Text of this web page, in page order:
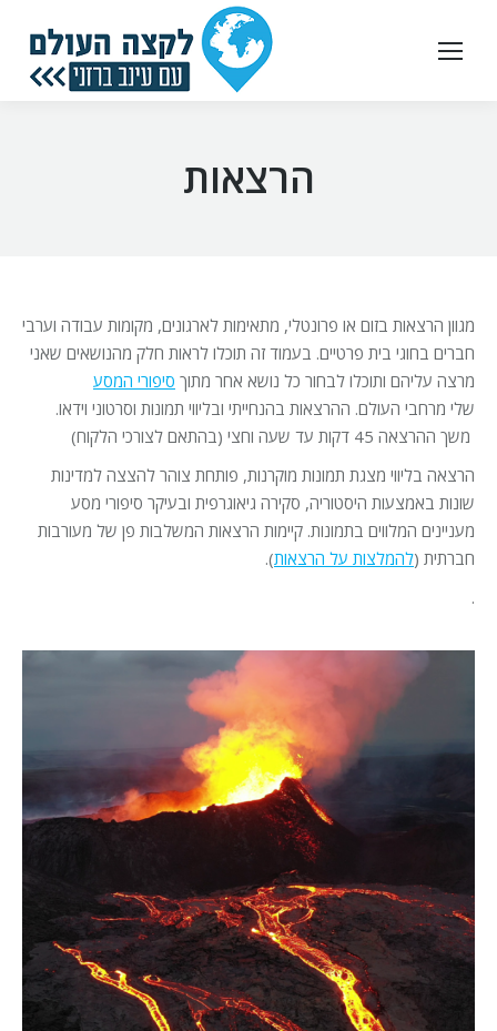
הרצאות
מגוון הרצאות בזום או פרונטלי, מתאימות לארגונים, מקומות עבודה וערבי
חברים בחוגי בית פרטיים. בעמוד זה תוכלו לראות חלק מהנושאים שאני
מרצה עליהם ותוכלו לבחור כל נושא אחר מתוך סיפורי המסע
שלי מרחבי העולם. ההרצאות בהנחייתי ובליווי תמונות וסרטוני וידאו.
משך ההרצאה 45 דקות עד שעה וחצי (בהתאם לצורכי הלקוח)
הרצאה בליווי מצגת תמונות מוקרנות, פותחת צוהר להצצה למדינות
שונות באמצעות היסטוריה, סקירה גיאוגרפית ובעיקר סיפורי מסע
מעניינים המלווים בתמונות. קיימות הרצאות המשלבות פן של מעורבות
חברתית (להמלצות על הרצאות).
.